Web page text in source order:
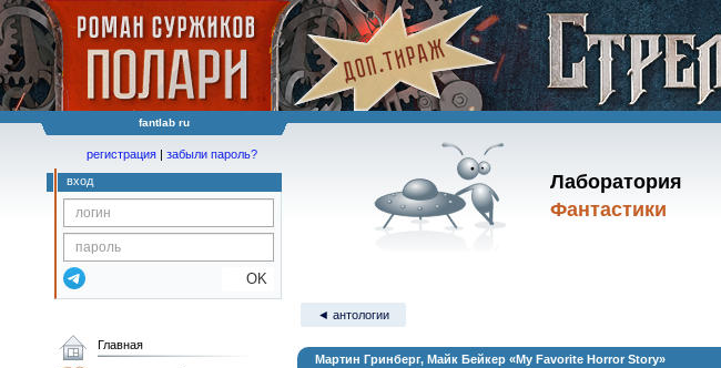
fantlab ru
Лаборатория
Фантастики
регистрация | забыли пароль?
вход
OK
◄ антологии
Мартин Гринберг, Майк Бейкер «My Favorite Horror Story»
Главная